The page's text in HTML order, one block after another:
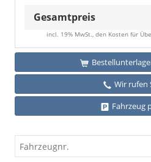
Gesamtpreis
incl. 19% MwSt., den Kosten für
Wir rufen
Fahrzeug
Fahrzeugnr.